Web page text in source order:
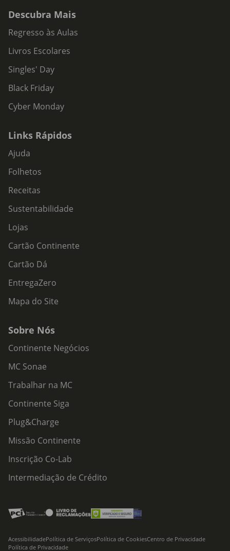
Descubra Mais
Regresso às Aulas
Livros Escolares
Singles' Day
Black Friday
Cyber Monday
Links Rápidos
Ajuda
Folhetos
Receitas
Sustentabilidade
Lojas
Cartão Continente
Cartão Dá
EntregaZero
Mapa do Site
Sobre Nós
Continente Negócios
MC Sonae
Trabalhar na MC
Continente Siga
Plug&Charge
Missão Continente
Inscrição Co-Lab
Intermediação de Crédito
AcessibilidadePolítica de ServiçosPolítica de CookiesCentro de Privacidade
Política de Privacidade